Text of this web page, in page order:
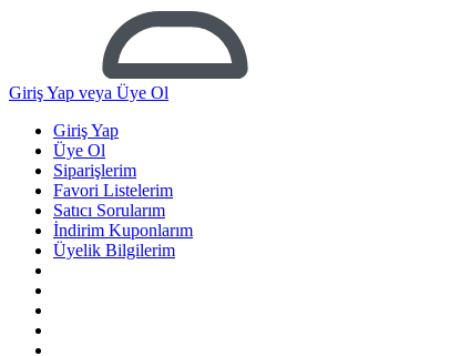
Giriş Yap veya Üye Ol
Giriş Yap
Üye Ol
Siparişlerim
Favori Listelerim
Satıcı Sorularım
İndirim Kuponlarım
Üyelik Bilgilerim